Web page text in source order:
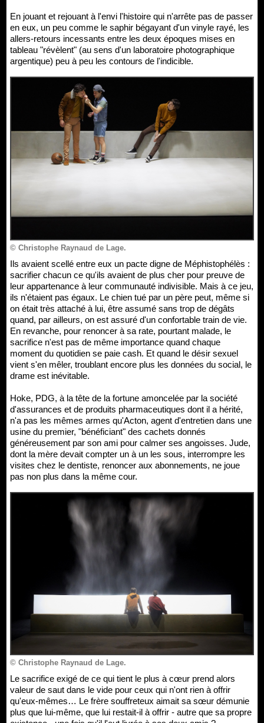
En jouant et rejouant à l'envi l'histoire qui n'arrête pas de passer
en eux, un peu comme le saphir bégayant d'un vinyle rayé, les
allers-retours incessants entre les deux époques mises en
tableau "révèlent" (au sens d'un laboratoire photographique
argentique) peu à peu les contours de l'indicible.
© Christophe Raynaud de Lage.
Ils avaient scellé entre eux un pacte digne de Méphistophélès :
sacrifier chacun ce qu'ils avaient de plus cher pour preuve de
leur appartenance à leur communauté indivisible. Mais à ce jeu,
ils n'étaient pas égaux. Le chien tué par un père peut, même si
on était très attaché à lui, être assumé sans trop de dégâts
quand, par ailleurs, on est assuré d'un confortable train de vie.
En revanche, pour renoncer à sa rate, pourtant malade, le
sacrifice n'est pas de même importance quand chaque
moment du quotidien se paie cash. Et quand le désir sexuel
vient s'en mêler, troublant encore plus les données du social, le
drame est inévitable.
Hoke, PDG, à la tête de la fortune amoncelée par la société
d'assurances et de produits pharmaceutiques dont il a hérité,
n'a pas les mêmes armes qu'Acton, agent d'entretien dans une
usine du premier, "bénéficiant" des cachets donnés
généreusement par son ami pour calmer ses angoisses. Jude,
dont la mère devait compter un à un les sous, interrompre les
visites chez le dentiste, renoncer aux abonnements, ne joue
pas non plus dans la même cour.
© Christophe Raynaud de Lage.
Le sacrifice exigé de ce qui tient le plus à cœur prend alors
valeur de saut dans le vide pour ceux qui n'ont rien à offrir
qu'eux-mêmes… Le frère souffreteux aimait sa sœur démunie
plus que lui-même, que lui restait-il à offrir - autre que sa propre